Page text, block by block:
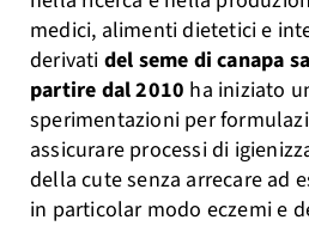
medici, alimenti dietetici e
derivati del seme di canapa
partire dal 2010 ha iniziato
sperimentazioni per
assicurare processi di
della cute senza arrecare ad
in particolar modo eczemi e